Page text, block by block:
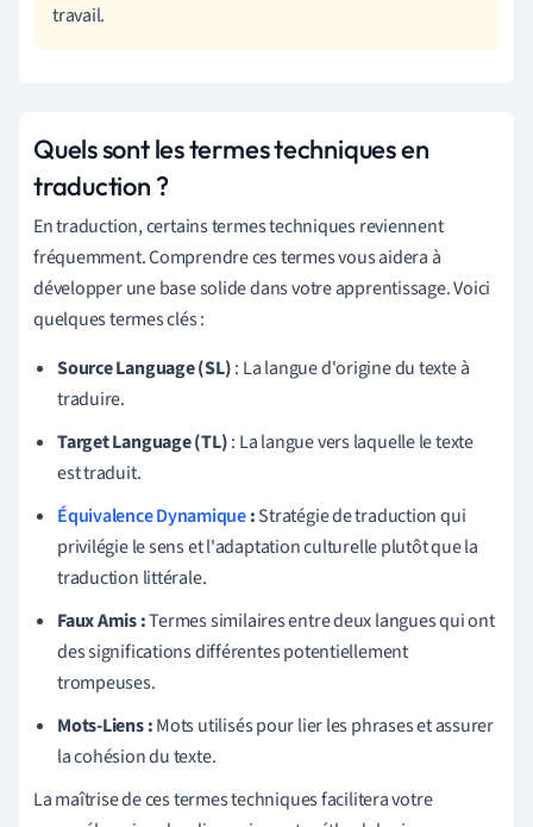
travail.
Quels sont les termes techniques en
traduction ?
En traduction, certains termes techniques reviennent
fréquemment. Comprendre ces termes vous aidera à
développer une base solide dans votre apprentissage. Voici
quelques termes clés :
Source Language (SL): La langue d'origine du texte à
traduire.
Target Language (TL): La langue vers laquelle le texte
est traduit.
Équivalence Dynamique:Stratégie de traduction qui
privilégie le sens et l'adaptation culturelle plutôt que la
traduction littérale.
Faux Amis :Termes similaires entre deux langues qui ont
des significations différentes potentiellement
trompeuses.
Mots-Liens :Mots utilisés pour lier les phrases et assurer
la cohésion du texte.
La maîtrise de ces termes techniques facilitera votre